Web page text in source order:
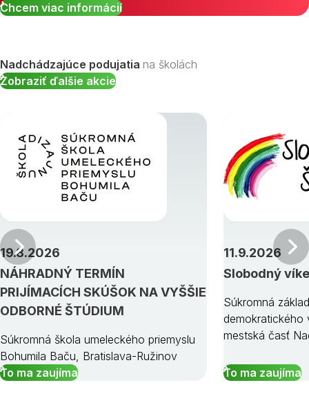
Chcem viac informácií
Nadchádzajúce podujatia na školách
Zobraziť ďalšie akcie
NÁHRADNÝ TERMÍN
PRIJÍMACÍCH SKÚŠOK NA VYŠŠIE
ODBORNÉ ŠTÚDIUM
19.8.2026
Súkromná škola umeleckého priemyslu
Bohumila Baču, Bratislava-Ružinov
To ma zaujíma
Slobodný
11.9.2026
Súkromná
demokratického
mestská časť
To ma zaujíma
Predchádzajúci